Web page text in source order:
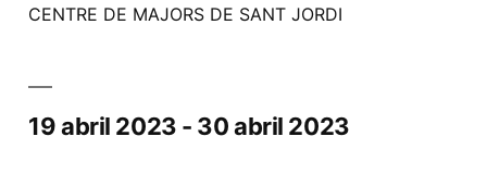
CENTRE DE MAJORS DE SANT JORDI
19 abril 2023 - 30 abril 2023